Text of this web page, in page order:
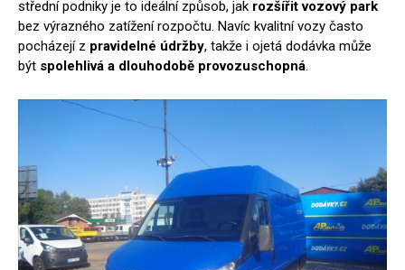
střední podniky je to ideální způsob, jak rozšířit vozový park
bez výrazného zatížení rozpočtu. Navíc kvalitní vozy často
pocházejí z pravidelné údržby, takže i ojetá dodávka může
být spolehlivá a dlouhodobě provozuschopná.